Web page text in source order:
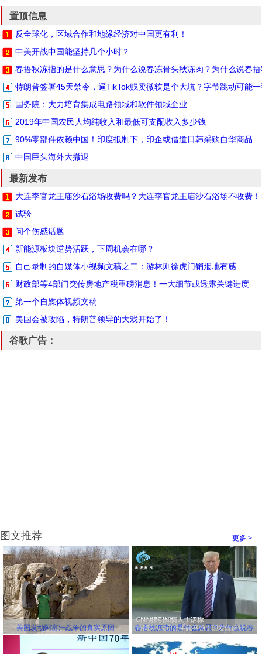
置顶信息
反全球化，区域合作和地缘经济对中国更有利！
中美开战中国能坚持几个小时？
春捂秋冻指的是什么意思？为什么说春冻骨头秋冻肉？为什么说春
特朗普签署45天禁令，逼TikTok贱卖微软是个大坑？字节跳动可能
国务院：大力培育集成电路领域和软件领域企业
2019年中国农民人均纯收入和最低可支配收入多少钱
90%零部件依赖中国！印度抵制下，印企或借道日韩采购自华商品
中国巨头海外大撤退
最新发布
大连李官龙王庙沙石浴场收费吗？大连李官龙王庙沙石浴场不收费！
试验
问个伤感话题……
新能源板块逆势活跃，下周机会在哪？
自己录制的自媒体小视频文稿之二：游林则徐虎门销烟地有感
财政部等4部门突传房地产税重磅消息！一大细节或透露关键进度
第一个自媒体视频文稿
美国会被攻陷，特朗普领导的大戏开始了！
谷歌广告：
更多 >
图文推荐
美国发动阿富汗战争的真实原因
春捂秋冻指的是什么意思？为什么说春
杂病